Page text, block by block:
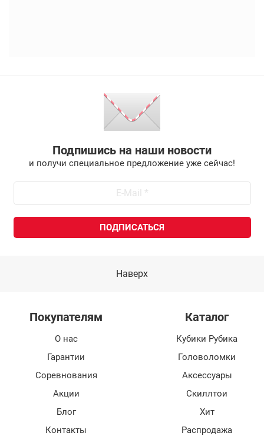
Подпишись на наши новости
и получи специальное предложение уже сейчас!
Наверх
Покупателям
О нас
Гарантии
Соревнования
Акции
Блог
Контакты
Каталог
Кубики Рубика
Головоломки
Аксессуары
Скиллтои
Хит
Распродажа